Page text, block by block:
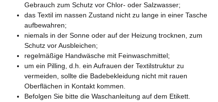
Gebrauch zum Schutz vor Chlor- oder Salzwasser;
das Textil im nassen Zustand nicht zu lange in einer Tasche
aufbewahren;
niemals in der Sonne oder auf der Heizung trocknen, zum
Schutz vor Ausbleichen;
regelmäßige Handwäsche mit Feinwaschmittel;
um ein Pilling, d.h. ein Aufrauen der Textilstruktur zu
vermeiden, sollte die Badebekleidung nicht mit rauen
Oberflächen in Kontakt kommen.
Befolgen Sie bitte die Waschanleitung auf dem Etikett.